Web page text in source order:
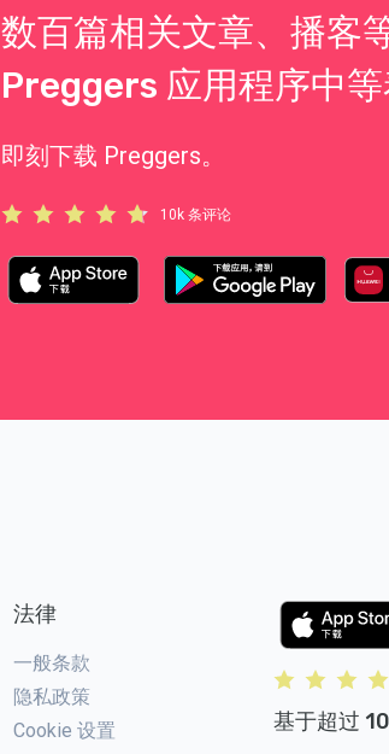
数百篇相关文章、播客
Preggers 应用程序中等
即刻下载 Preggers。
10k 条评论
法律
一般条款
隐私政策
Cookie 设置
基于超过